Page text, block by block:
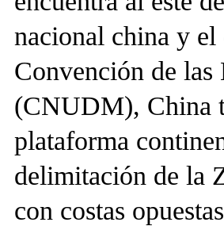
nacional china y
Convención de
(CNUDM), China
plataforma
delimitación de la
con costas